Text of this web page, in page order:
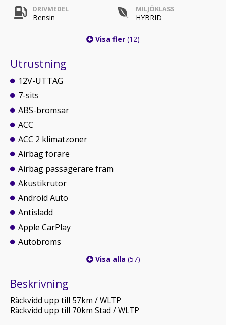
DRIVMEDEL
Bensin
MILJÖKLASS
HYBRID
Visa fler (12)
Utrustning
12V-UTTAG
7-sits
ABS-bromsar
ACC
ACC 2 klimatzoner
Airbag förare
Airbag passagerare fram
Akustikrutor
Android Auto
Antisladd
Apple CarPlay
Autobroms
Visa alla (57)
Beskrivning
Räckvidd upp till 57km / WLTP
Räckvidd upp till 70km Stad / WLTP